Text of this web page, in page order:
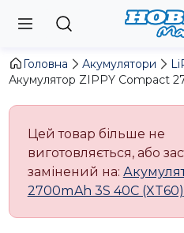
Головна Акумулятори
Акумулятор ZIPPY Compact
Цей товар більше не
виготовляється, або
замінений на:
2700mAh 3S 40C (XT60)